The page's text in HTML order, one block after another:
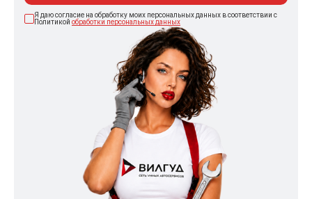
Я даю согласие на обработку моих персональных данных в соответствии с
Политикой обработки персональных данных